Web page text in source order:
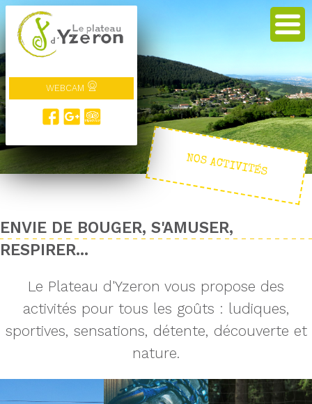
WEBCAM
NOS ACTIVITÉS
ENVIE DE BOUGER, S'AMUSER,
RESPIRER...
Le Plateau d'Yzeron vous propose des
activités pour tous les goûts : ludiques,
sportives, sensations, détente, découverte et
nature.